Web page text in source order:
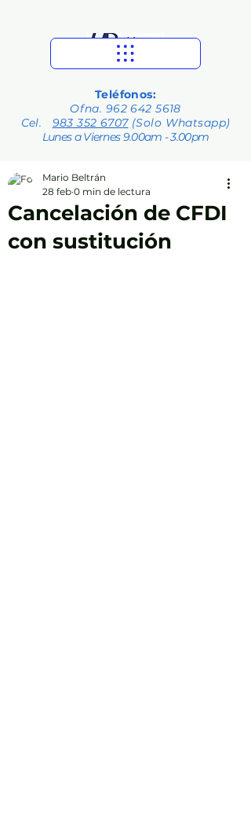
Teléfonos:
Ofna. 962 642 5618
Cel. 983 352 6707(Solo Whatsapp)
Lunes a Viernes 9.00am - 3.00pm
Cancelación de CFDI
con sustitución
Mario Beltrán
28 feb 0 min de lectura